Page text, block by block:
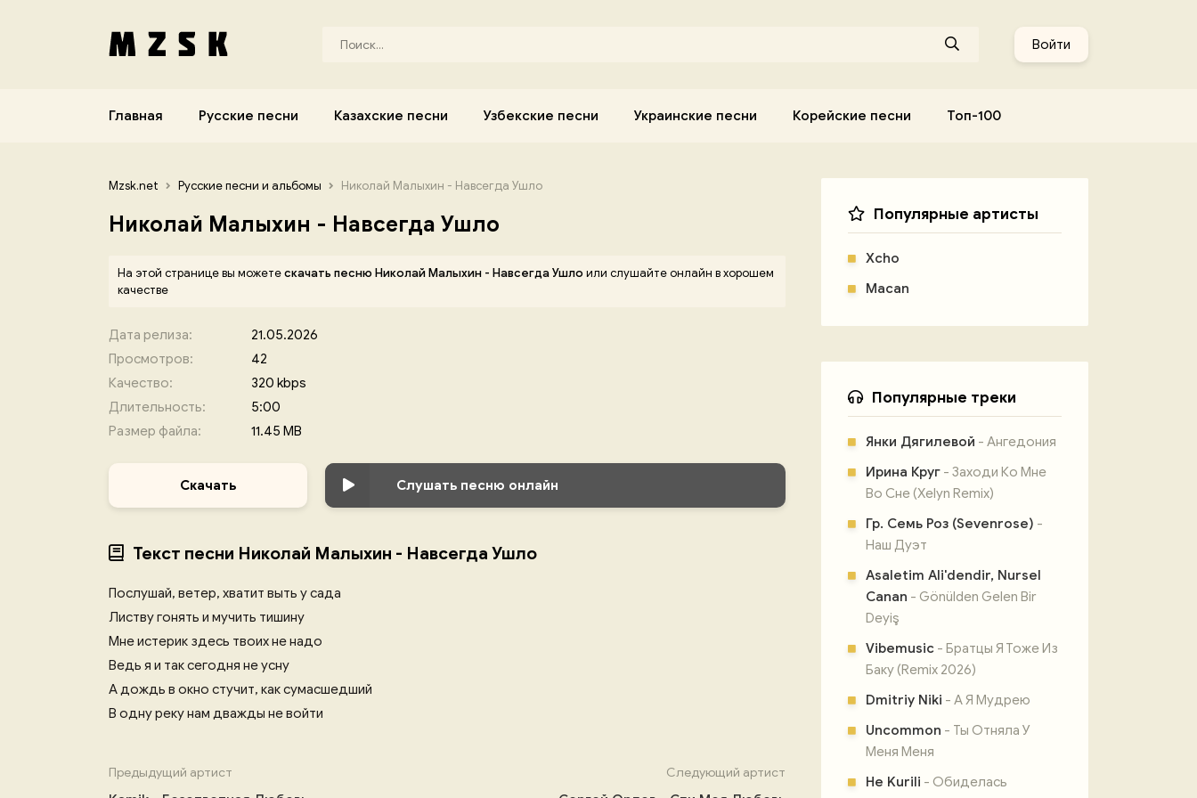
Войти
Главная Русские песни Казахские песни Узбекские песни Украинские песни Корейские песни Топ-100
Mzsk.net Русские песни и альбомы Николай Малыхин - Навсегда Ушло
Николай Малыхин - Навсегда Ушло
На этой странице вы можетескачать песню Николай Малыхин - Навсегда Ушло или слушайте онлайн в хорошем
качестве
Дата релиза:
21.05.2026
Просмотров:
42
Качество:
320 kbps
Длительность:
5:00
Размер файла:
11.45 MB
Скачать Слушать песню онлайн
Текст песни Николай Малыхин - Навсегда Ушло
Послушай, ветер, хватит выть у сада
Листву гонять и мучить тишину
Мне истерик здесь твоих не надо
Ведь я и так сегодня не усну
А дождь в окно стучит, как сумасшедший
В одну реку нам дважды не войти
Предыдущий артист Следующий артист
Популярные артисты
Xcho
Macan
Популярные треки
Янки Дягилевой - Ангедония
Ирина Круг - Заходи Ко Мне
Во Сне (Xelyn Remix)
Гр. Семь Роз (Sevenrose) -
Наш Дуэт
Asaletim Ali'dendir, Nursel
Canan - Gönülden Gelen Bir
Deyiş
Vibemusic - Братцы Я Тоже Из
Баку (Remix 2026)
Dmitriy Niki - А Я Мудрею
Uncommon - Ты Отняла У
Меня Меня
He Kurili - Обиделась